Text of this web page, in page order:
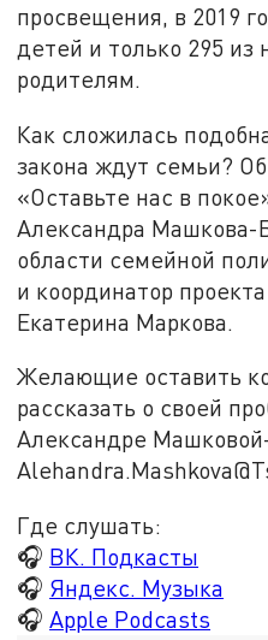
просвещения, в 2019
детей и только 295 из
родителям.
Как сложилась
закона ждут семьи?
«Оставьте нас в
Александра Машкова-
области семейной
и координатор
Екатерина Маркова.
Желающие оставить
рассказать о своей
Александре
Где слушать:
🎧 ВК. Подкасты
🎧 Яндекс. Музыка
🎧Apple Podcasts